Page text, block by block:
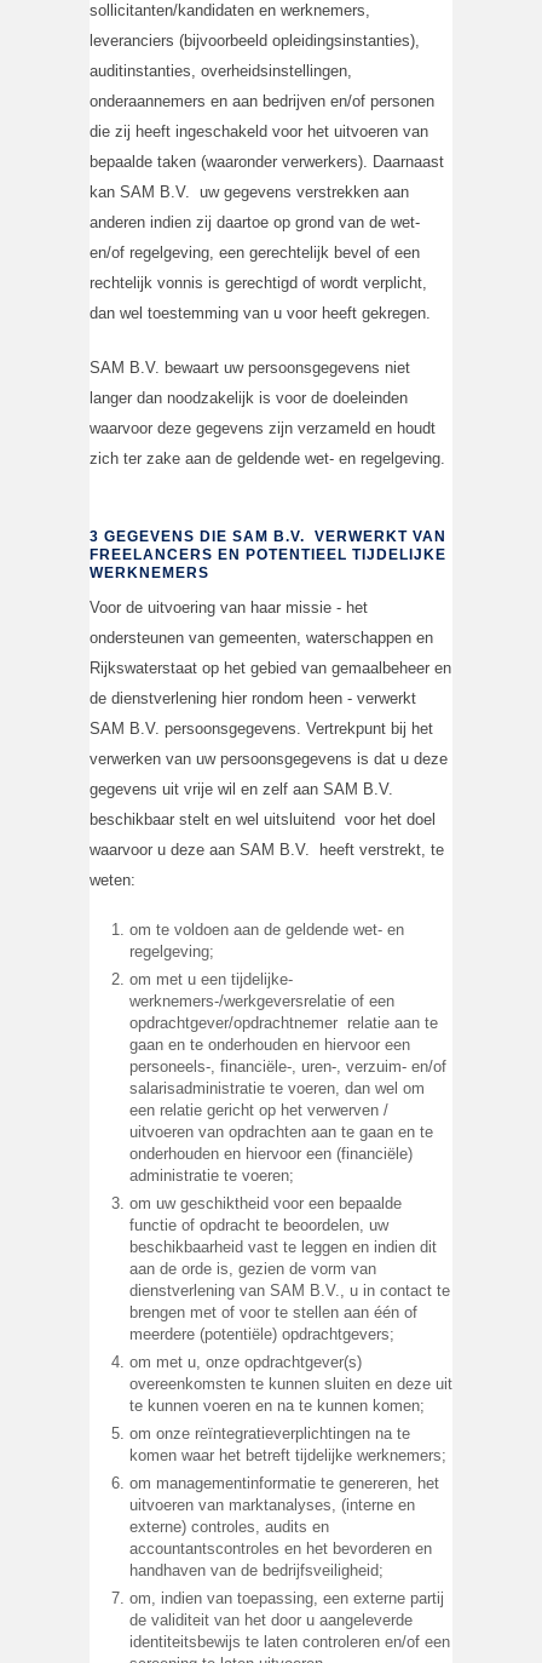
sollicitanten/kandidaten en werknemers,
leveranciers (bijvoorbeeld opleidingsinstanties),
auditinstanties, overheidsinstellingen,
onderaannemers en aan bedrijven en/of personen
die zij heeft ingeschakeld voor het uitvoeren van
bepaalde taken (waaronder verwerkers). Daarnaast
kan SAM B.V. uw gegevens verstrekken aan
anderen indien zij daartoe op grond van de wet-
en/of regelgeving, een gerechtelijk bevel of een
rechtelijk vonnis is gerechtigd of wordt verplicht,
dan wel toestemming van u voor heeft gekregen.
SAM B.V. bewaart uw persoonsgegevens niet
langer dan noodzakelijk is voor de doeleinden
waarvoor deze gegevens zijn verzameld en houdt
zich ter zake aan de geldende wet- en regelgeving.
3 GEGEVENS DIE SAM B.V. VERWERKT VAN
FREELANCERS EN POTENTIEEL TIJDELIJKE
WERKNEMERS
Voor de uitvoering van haar missie - het
ondersteunen van gemeenten, waterschappen en
Rijkswaterstaat op het gebied van gemaalbeheer en
de dienstverlening hier rondom heen - verwerkt
SAM B.V. persoonsgegevens. Vertrekpunt bij het
verwerken van uw persoonsgegevens is dat u deze
gegevens uit vrije wil en zelf aan SAM B.V.
beschikbaar stelt en wel uitsluitend voor het doel
waarvoor u deze aan SAM B.V. heeft verstrekt, te
weten:
om te voldoen aan de geldende wet- en
regelgeving;
om met u een tijdelijke-
werknemers-/werkgeversrelatie of een
opdrachtgever/opdrachtnemer relatie aan te
gaan en te onderhouden en hiervoor een
personeels-, financiële-, uren-, verzuim- en/of
salarisadministratie te voeren, dan wel om
een relatie gericht op het verwerven /
uitvoeren van opdrachten aan te gaan en te
onderhouden en hiervoor een (financiële)
administratie te voeren;
om uw geschiktheid voor een bepaalde
functie of opdracht te beoordelen, uw
beschikbaarheid vast te leggen en indien dit
aan de orde is, gezien de vorm van
dienstverlening van SAM B.V., u in contact te
brengen met of voor te stellen aan één of
meerdere (potentiële) opdrachtgevers;
om met u, onze opdrachtgever(s)
overeenkomsten te kunnen sluiten en deze uit
te kunnen voeren en na te kunnen komen;
om onze reïntegratieverplichtingen na te
komen waar het betreft tijdelijke werknemers;
om managementinformatie te genereren, het
uitvoeren van marktanalyses, (interne en
externe) controles, audits en
accountantscontroles en het bevorderen en
handhaven van de bedrijfsveiligheid;
om, indien van toepassing, een externe partij
de validiteit van het door u aangeleverde
identiteitsbewijs te laten controleren en/of een